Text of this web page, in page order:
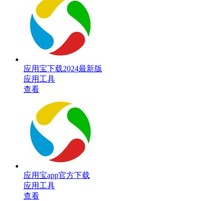
应用宝下载2024最新版
应用工具
查看
应用宝app官方下载
应用工具
查看